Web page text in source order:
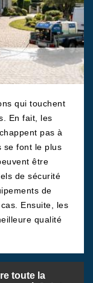
qui touchent
En fait, les
pas à
se font le plus
être
de sécurité
de
Ensuite, les
qualité
toute la